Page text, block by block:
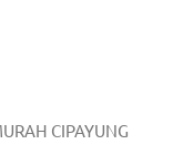
CIPAYUNG